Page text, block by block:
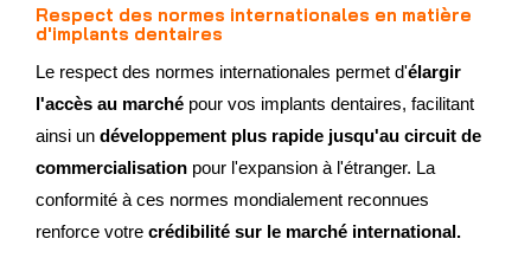
Respect des normes internationales en matière
d'implants dentaires
Le respect des normes internationales permet d'élargir
l'accès au marché pour vos implants dentaires, facilitant
ainsi un développement plus rapide jusqu'au circuit de
commercialisation pour l'expansion à l'étranger. La
conformité à ces normes mondialement reconnues
renforce votre crédibilité sur le marché international.